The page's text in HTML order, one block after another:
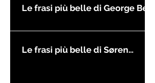
Le frasi più belle di George Best
Le frasi più belle di Søren